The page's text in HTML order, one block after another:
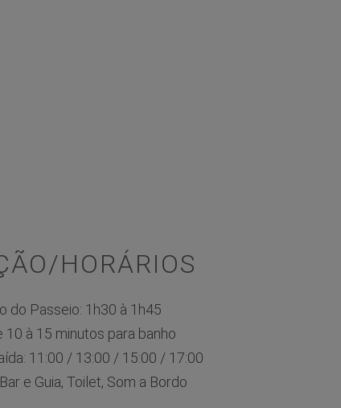
HORÁRIOS
do Passeio: 1h30 à 1h45
10 à 15 minutos para banho
11:00 / 13:00 / 15:00 / 17:00
e Guia, Toilet, Som a Bordo